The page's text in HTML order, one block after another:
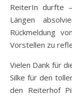
ReiterIn durfte
Längen
Rückmeldung
Vorstellen zu
Vielen Dank für
Silke für den
den Reiterhof